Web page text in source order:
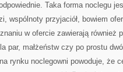
Taka forma noclegu
wspólnoty przyjaciół, bowiem
w ofercie zawierają również
par, małżeństw czy po prostu
rynku noclegowni powoduje, że